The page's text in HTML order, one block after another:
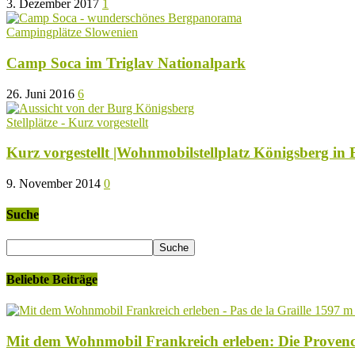
3. Dezember 2017 1
Campingplätze Slowenien
Camp Soca im Triglav Nationalpark
26. Juni 2016 6
Stellplätze - Kurz vorgestellt
Kurz vorgestellt |Wohnmobilstellplatz Königsberg in
9. November 2014 0
Suche
Beliebte Beiträge
Mit dem Wohnmobil Frankreich erleben: Die